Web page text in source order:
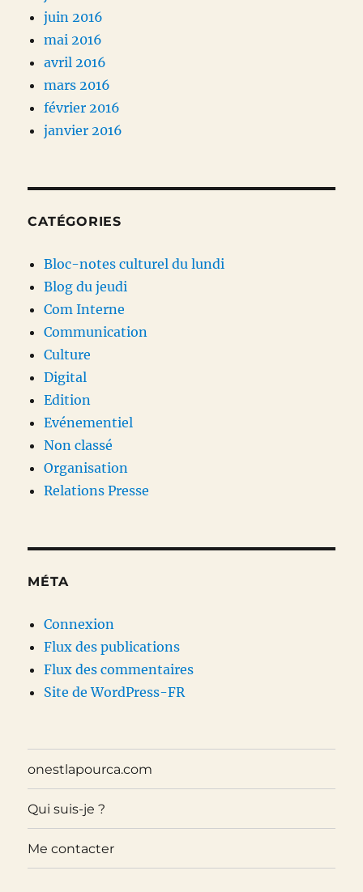
juin 2016
mai 2016
avril 2016
mars 2016
février 2016
janvier 2016
CATÉGORIES
Bloc-notes culturel du lundi
Blog du jeudi
Com Interne
Communication
Culture
Digital
Edition
Evénementiel
Non classé
Organisation
Relations Presse
MÉTA
Connexion
Flux des publications
Flux des commentaires
Site de WordPress-FR
onestlapourca.com
Qui suis-je ?
Me contacter